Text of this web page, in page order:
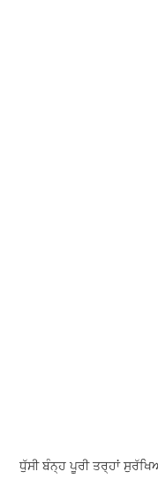
ਧੁੱਸੀ ਬੰਨ੍ਹ ਪੂਰੀ ਤਰ੍ਹਾਂ